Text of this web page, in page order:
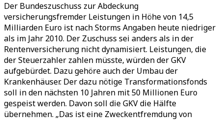
Der Bundeszuschuss zur Abdeckung
versicherungsfremder Leistungen in Höhe von 14,5
Milliarden Euro ist nach Storms Angaben heute niedriger
als im Jahr 2010. Der Zuschuss sei anders als in der
Rentenversicherung nicht dynamisiert. Leistungen, die
der Steuerzahler zahlen müsste, würden der GKV
aufgebürdet. Dazu gehöre auch der Umbau der
Krankenhäuser. Der dazu nötige Transformationsfonds
soll in den nächsten 10 Jahren mit 50 Millionen Euro
gespeist werden. Davon soll die GKV die Hälfte
übernehmen. „Das ist eine Zweckentfremdung von